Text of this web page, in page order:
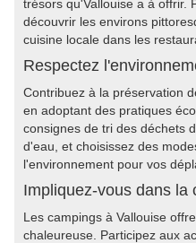
trésors qu'Vallouise a à offrir.
découvrir les environs
cuisine locale dans les
Respectez
Contribuez à la préservation
en adoptant des pratiques
consignes de tri des déchets
d'eau, et choisissez des
l'environnement pour vos
Impliquez-vous dans la
Les campings à Vallouise
chaleureuse. Participez aux